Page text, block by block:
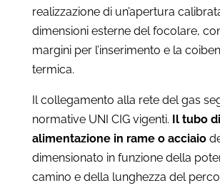
realizzazione di un’apertura
dimensioni esterne del focolare,
margini per l’inserimento e la
termica.
Il collegamento alla rete del gas
normative UNI CIG vigenti. Il tubo di
alimentazione in rame o acciaio
dimensionato in funzione della
camino e della lunghezza del